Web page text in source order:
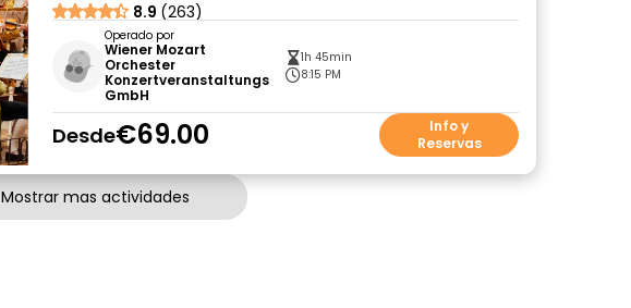
8.9 (263)
Operado por
Wiener Mozart
Orchester
Konzertveranstaltungs
GmbH
1h 45min
8:15 PM
Desde€69.00
Info y
Reservas
Mostrar mas actividades